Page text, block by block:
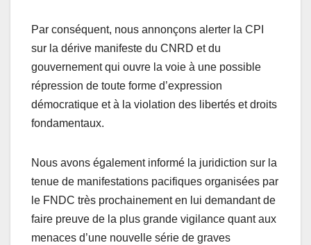
Par conséquent, nous annonçons alerter la CPI
sur la dérive manifeste du CNRD et du
gouvernement qui ouvre la voie à une possible
répression de toute forme d’expression
démocratique et à la violation des libertés et droits
fondamentaux.
Nous avons également informé la juridiction sur la
tenue de manifestations pacifiques organisées par
le FNDC très prochainement en lui demandant de
faire preuve de la plus grande vigilance quant aux
menaces d’une nouvelle série de graves